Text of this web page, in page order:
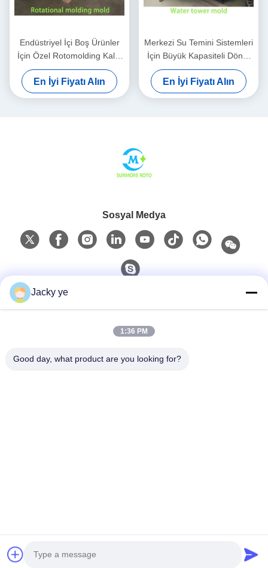
Endüstriyel İçi Boş Ürünler
İçin Özel Rotomolding Kalıp
Tasarımı ve İmalatı
En İyi Fiyatı Alın
Merkezi Su Temini Sistemleri
İçin Büyük Kapasiteli Döner
Kalıplama Kalıbı PT1500
En İyi Fiyatı Alın
Sosyal Medya
Changzhou SunMore Rotomolding Technology Co., ltd - Tüm
Jacky ye
1:36 PM
Good day, what product are you looking for?